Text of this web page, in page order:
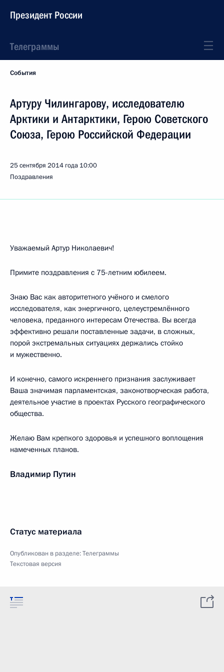
Президент России
Телеграммы
События
Артуру Чилингарову, исследователю
Арктики и Антарктики, Герою Советского
Союза, Герою Российской Федерации
25 сентября 2014 года 10:00
Поздравления
Уважаемый Артур Николаевич!
Примите поздравления с 75-летним юбилеем.
Знаю Вас как авторитетного учёного и смелого
исследователя, как энергичного, целеустремлённого
человека, преданного интересам Отечества. Вы всегда
эффективно решали поставленные задачи, в сложных,
порой экстремальных ситуациях держались стойко
и мужественно.
И конечно, самого искреннего признания заслуживает
Ваша значимая парламентская, законотворческая работа,
деятельное участие в проектах Русского географического
общества.
Желаю Вам крепкого здоровья и успешного воплощения
намеченных планов.
Владимир Путин
Статус материала
Опубликован в разделе:Телеграммы
Текстовая версия